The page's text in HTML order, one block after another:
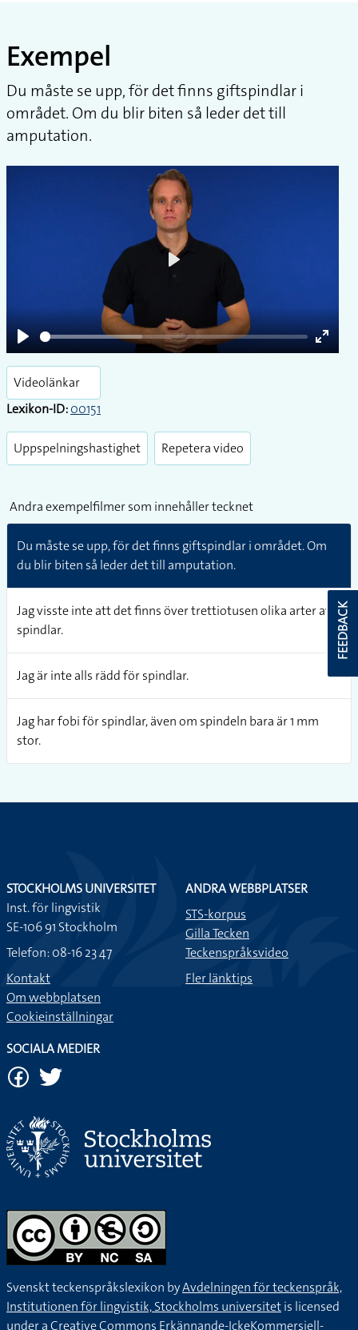
Exempel
Du måste se upp, för det finns giftspindlar i
området. Om du blir biten så leder det till
amputation.
Play
Enter
Play
Videolänkar
Lexikon-ID:00151
Uppspelningshastighet Repetera video
Andra exempelfilmer som innehåller tecknet
Du måste se upp, för det finns giftspindlar i området. Om
du blir biten så leder det till amputation.
Jag visste inte att det finns över trettiotusen olika arter av
spindlar.
Jag är inte alls rädd för spindlar.
Jag har fobi för spindlar, även om spindeln bara är 1 mm
stor.
FEEDBACK
STOCKHOLMS UNIVERSITET
Inst. för lingvistik
SE-106 91 Stockholm
Telefon: 08-16 23 47
Kontakt
Om webbplatsen
Cookieinställningar
ANDRA WEBBPLATSER
STS-korpus
Gilla Tecken
Teckenspråksvideo
Fler länktips
SOCIALA MEDIER
Svenskt teckenspråkslexikon byAvdelningen för teckenspråk,
Institutionen för lingvistik, Stockholms universitetis licensed
under aCreative Commons Erkännande-IckeKommersiell-